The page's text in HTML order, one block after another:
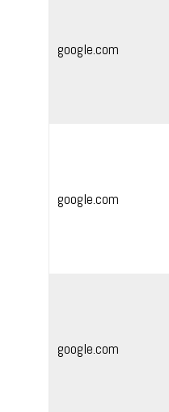
google.com
google.com
google.com